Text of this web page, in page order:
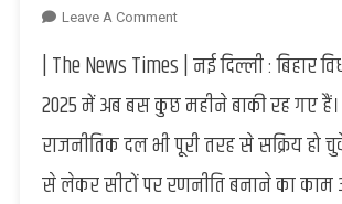
Leave A CommentOn
:
भाजपा
ने
बिहार
में
| The News Times | नई दिल्ली : बिहार
2025 में अब बस कुछ महीने बाकी रह गए
राजनीतिक दल भी पूरी तरह से सक्रिय हो
से लेकर सीटों पर रणनीति बनाने का काम